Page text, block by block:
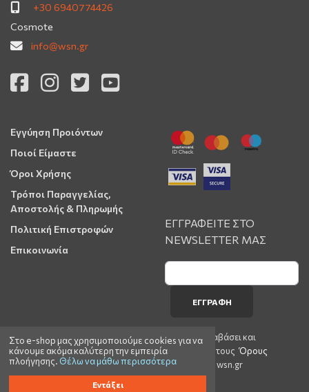
Στο e-shop μας χρησιμοποιούμε cookies για να
κάνουμε ακόμα καλύτερη την εμπειρία
πλοήγησης. Θέλω να μάθω περισσότερα
Εντάξει
+30 6940774426
Cosmote
info@wsn.gr
Εγγύηση Προιόντων
Ποιοί Είμαστε
Όροι Χρήσης
Τρόποι Παραγγελίας,
Αποστολής & Πληρωμής
Πολιτική Επιστροφών
Επικοινωνία
ΕΓΓΡΑΦΕΙΤΕ ΣΤΟ
NEWSLETTER ΜΑΣ
ΕΓΓΡΑΦΉ
Έχω διαβάσει και
αποδέχομαι τους Όρους
Χρήσης
του wsn.gr